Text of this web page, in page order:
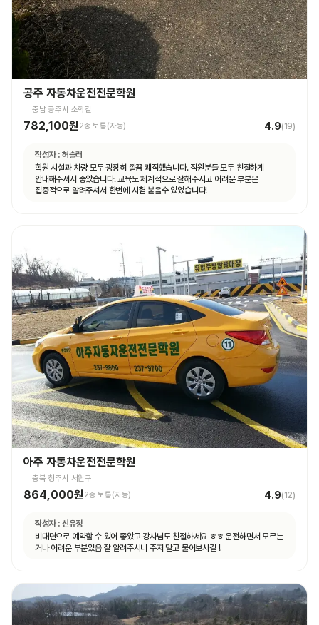
공주 자동차운전전문학원
충남 공주시 소학길
782,100원2종 보통(자동) 4.9(19)
작성자 : 허슬러
학원 시설과 차량 모두 굉장히 깔끔 쾌적했습니다. 직원분들 모두 친절하게
안내해주셔서 좋았습니다. 교육도 체계적으로 잘해주시고 어려운 부분은
집중적으로 알려주셔서 한번에 시험 붙을수 있었습니다!
아주 자동차운전전문학원
충북 청주시 서원구
864,000원 2종 보통(자동) 4.9(12)
작성자 : 신유정
비대면으로 예약할 수 있어 좋았고 강사님도 친절하세요 ㅎㅎ 운전하면서 모르는
거나 어려운 부분있음 잘 알려주시니 주저 말고 물어보시길 !